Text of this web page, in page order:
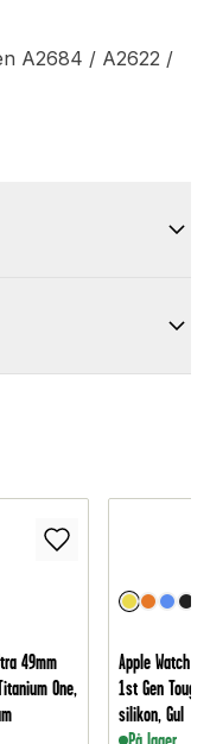
A2684 / A2622 /
49mm
One,
Apple Watch
1st Gen Tough
silikon, Gul